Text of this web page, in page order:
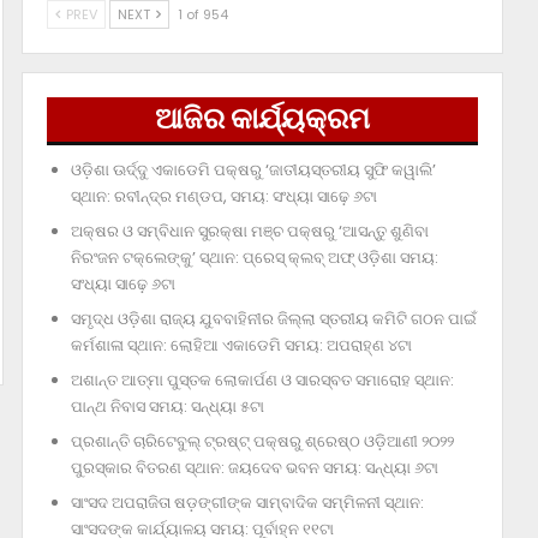
PREV NEXT 1 of 954
ଆଜିର କାର୍ଯ୍ୟକ୍ରମ
ଓଡ଼ିଶା ଊର୍ଦ୍ଦୁ ଏକାଡେମି ପକ୍ଷରୁ ‘ଜାତୀୟସ୍ତରୀୟ ସୁଫି କୱାଲି’
ସ୍ଥାନ: ରବୀନ୍ଦ୍ର ମଣ୍ଡପ, ସମୟ: ସଂଧ୍ୟା ସାଢ଼େ ୬ଟା
ଅକ୍ଷର ଓ ସମ୍ବିଧାନ ସୁରକ୍ଷା ମଞ୍ଚ ପକ୍ଷରୁ ‘ଆସନ୍ତୁ ଶୁଣିବା
ନିରଂଜନ ଟକ୍‌ଲେଙ୍କୁ’ ସ୍ଥାନ: ପ୍ରେସ୍‌ କ୍ଲବ୍‌ ଅଫ୍‌ ଓଡ଼ିଶା ସମୟ:
ସଂଧ୍ୟା ସାଢ଼େ ୬ଟା
ସମୃଦ୍ଧ ଓଡ଼ିଶା ରାଜ୍ୟ ଯୁବବାହିନୀର ଜିଲ୍ଲା ସ୍ତରୀୟ କମିଟି ଗଠନ ପାଇଁ
କର୍ମଶାଳା ସ୍ଥାନ: ଲୋହିଆ ଏକାଡେମି ସମୟ: ଅପରାହ୍‌ଣ ୪ଟା
ଅଶାନ୍ତ ଆତ୍ମା ପୁସ୍ତକ ଲୋକାର୍ପଣ ଓ ସାରସ୍ବତ ସମାରୋହ ସ୍ଥାନ:
ପାନ୍ଥ ନିବାସ ସମୟ: ସନ୍ଧ୍ୟା ୫ଟା
ପ୍ରଶାନ୍ତି ଚାରିଟେବୁଲ୍‌ ଟ୍ରଷ୍ଟ୍‌ ପକ୍ଷରୁ ଶ୍ରେଷ୍ଠ ଓଡ଼ିଆଣୀ ୨୦୨୨
ପୁରସ୍କାର ବିତରଣ ସ୍ଥାନ: ଜୟଦେବ ଭବନ ସମୟ: ସନ୍ଧ୍ୟା ୬ଟା
ସାଂସଦ ଅପରାଜିତା ଷଡ଼ଙ୍ଗୀଙ୍କ ସାମ୍ବାଦିକ ସମ୍ମିଳନୀ ସ୍ଥାନ:
ସାଂସଦଙ୍କ କାର୍ଯ୍ୟାଳୟ ସମୟ: ପୂର୍ବାହ୍ନ ୧୧ଟା